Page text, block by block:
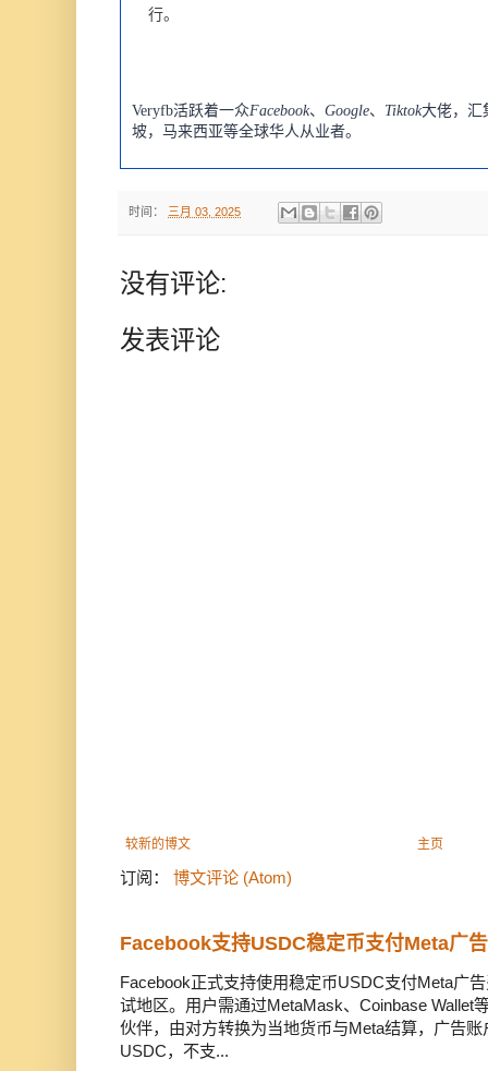
行。
Veryfb活跃着一众Facebook、 Google、 Tiktok大佬，汇
坡，马来西亚等全球华人从业者。
时间： 三月 03, 2025
没有评论:
发表评论
较新的博文 主页
订阅： 博文评论 (Atom)
Facebook支持USDC稳定币支付Meta广
Facebook正式支持使用稳定币USDC支付Meta广
试地区。用户需通过MetaMask、Coinbase Wallet
伙伴，由对方转换为当地货币与Meta结算，广告
USDC，不支...